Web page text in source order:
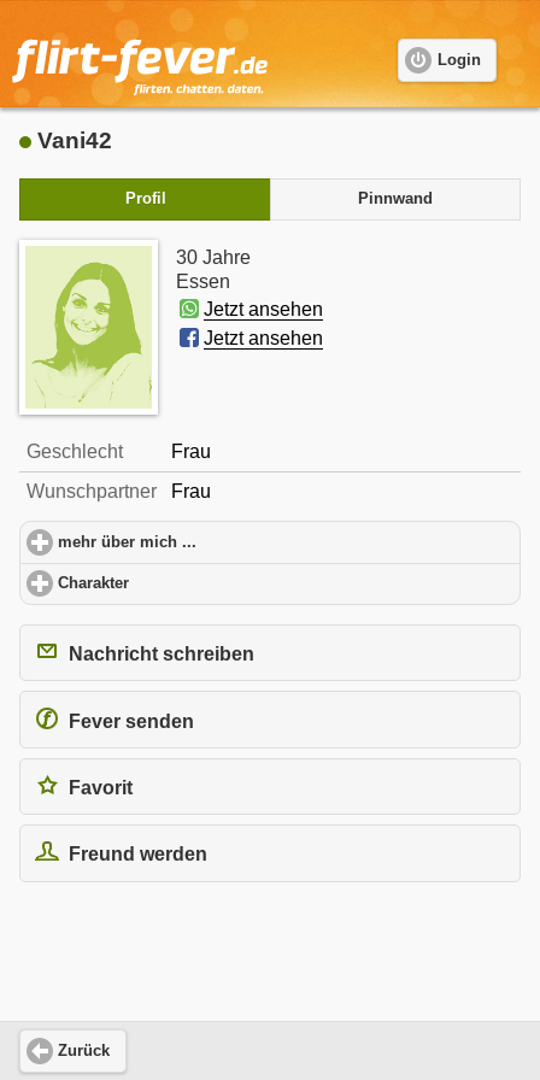
Login
Vani42
Profil Pinnwand
30 Jahre
Essen
Jetzt ansehen
Jetzt ansehen
Geschlecht
Frau
Wunschpartner
Frau
mehr über mich ...
Charakter
Nachricht schreiben
Fever senden
Favorit
Freund werden
Zurück